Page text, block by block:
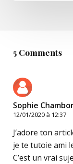
5 Comments
Sophie
12/01/2020 à 12:37
J’adore ton
je te tutoie ami
C’est un vrai